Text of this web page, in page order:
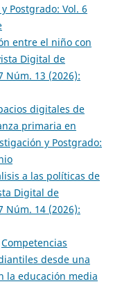
Postgrado: Vol. 6
entre el niño con
Digital de
Núm. 13 (2026):
digitales de
primaria en
y Postgrado:
a las políticas de
Digital de
Núm. 14 (2026):
Competencias
desde una
la educación media